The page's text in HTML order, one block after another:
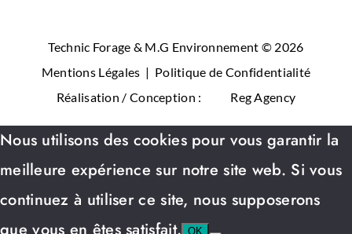
Technic Forage & M.G Environnement © 2026
Mentions Légales | Politique de Confidentialité
Réalisation / Conception :
Reg Agency
Nous utilisons des cookies pour vous garantir la
meilleure expérience sur notre site web. Si vous
continuez à utiliser ce site, nous supposerons
OK